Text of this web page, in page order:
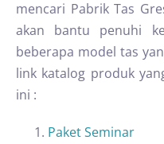
mencari Pabrik Tas
akan bantu penuhi
beberapa model tas
link katalog produk
ini :
Paket Seminar